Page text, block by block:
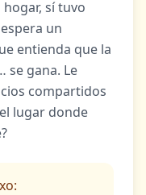
sí tuvo
un
entienda que la
se gana. Le
compartidos
lugar donde